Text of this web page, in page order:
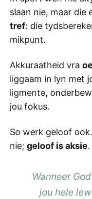
slaan nie, maar die
tref: die
mikpunt.
Akkuraatheid vra
liggaam in lyn met
ligmente,
jou fokus.
So werk geloof
nie; geloof is aksie.
Wanneer
jou hele